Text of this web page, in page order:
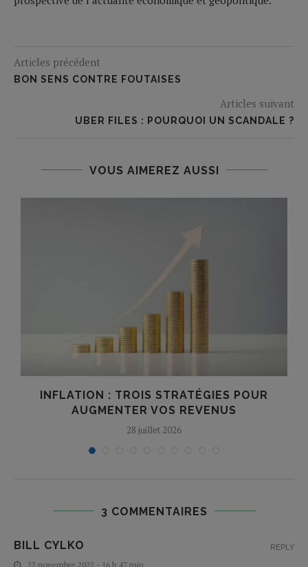
Articles précédent
BON SENS CONTRE FOUTAISES
Articles suivant
UBER FILES : POURQUOI UN SCANDALE ?
VOUS AIMEREZ AUSSI
INFLATION : TROIS STRATÉGIES POUR
AUGMENTER VOS REVENUS
28 juillet 2026
3 COMMENTAIRES
BILL CYLKO
22 novembre 2022 - 16 h 47 min
REPLY